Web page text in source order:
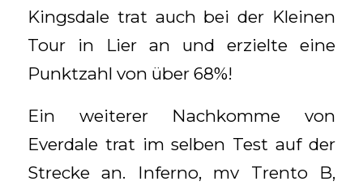
Kingsdale trat auch bei der Kleinen
Tour in Lier an und erzielte eine
Punktzahl von über 68%!
Ein weiterer Nachkomme von
Everdale trat im selben Test auf der
Strecke an. Inferno, mv Trento B,